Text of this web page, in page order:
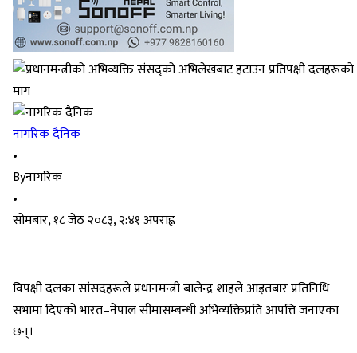
नागरिक दैनिक
•
Byनागरिक
•
सोमबार, १८ जेठ २०८३, २:४१ अपराह्न
विपक्षी दलका सांसदहरूले प्रधानमन्त्री बालेन्द्र शाहले आइतबार प्रतिनिधि
सभामा दिएको भारत–नेपाल सीमासम्बन्धी अभिव्यक्तिप्रति आपत्ति जनाएका
छन्।